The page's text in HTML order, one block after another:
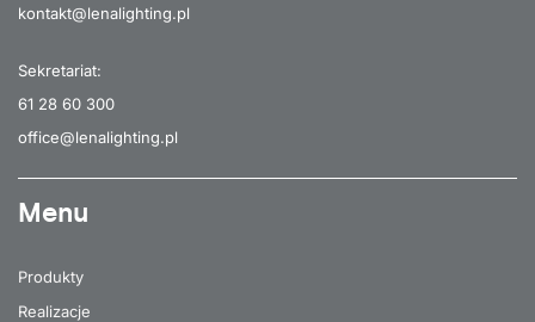
kontakt@lenalighting.pl
Sekretariat:
61 28 60 300
office@lenalighting.pl
Menu
Produkty
Realizacje